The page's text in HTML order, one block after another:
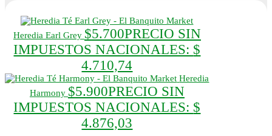
Heredia Earl Grey $5.700PRECIO SIN
IMPUESTOS NACIONALES: $
4.710,74
Heredia
Harmony $5.900PRECIO SIN
IMPUESTOS NACIONALES: $
4.876,03